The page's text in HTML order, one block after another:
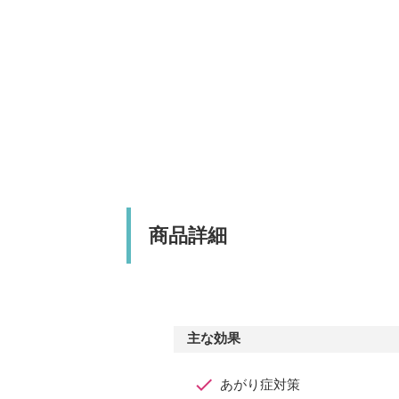
商品詳細
主な効果
あがり症対策